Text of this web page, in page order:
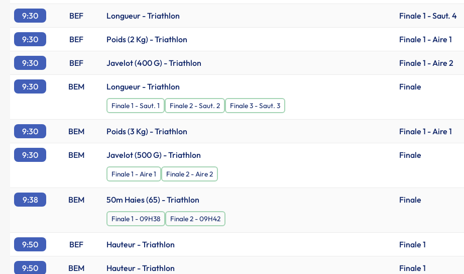
9:30 BEF Longueur - Triathlon Finale 1 - Saut. 4
9:30 BEF Poids (2 Kg) - Triathlon Finale 1 - Aire 1
9:30 BEF Javelot (400 G) - Triathlon Finale 1 - Aire 2
9:30 BEM Longueur - Triathlon Finale
Finale 1 - Saut. 1 Finale 2 - Saut. 2 Finale 3 - Saut. 3
9:30 BEM Poids (3 Kg) - Triathlon Finale 1 - Aire 1
9:30 BEM Javelot (500 G) - Triathlon Finale
Finale 1 - Aire 1 Finale 2 - Aire 2
9:38 BEM 50m Haies (65) - Triathlon Finale
Finale 1 - 09H38 Finale 2 - 09H42
9:50 BEF Hauteur - Triathlon Finale 1
9:50 BEM Hauteur - Triathlon Finale 1